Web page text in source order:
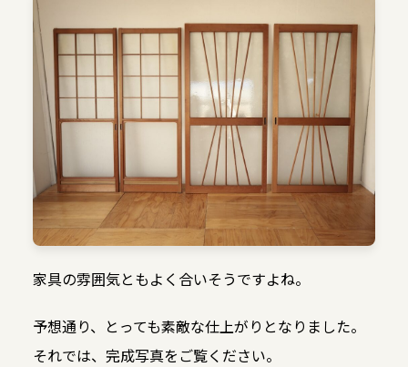
家具の雰囲気ともよく合いそうですよね。
予想通り、とっても素敵な仕上がりとなりました。
それでは、完成写真をご覧ください。